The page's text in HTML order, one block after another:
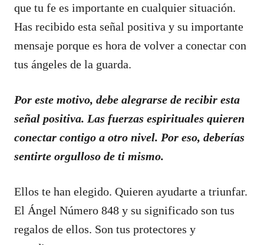
que tu fe es importante en cualquier situación.
Has recibido esta señal positiva y su importante
mensaje porque es hora de volver a conectar con
tus ángeles de la guarda.
Por este motivo, debe alegrarse de recibir esta
señal positiva. Las fuerzas espirituales quieren
conectar contigo a otro nivel. Por eso, deberías
sentirte orgulloso de ti mismo.
Ellos te han elegido. Quieren ayudarte a triunfar.
El Ángel Número 848 y su significado son tus
regalos de ellos. Son tus protectores y